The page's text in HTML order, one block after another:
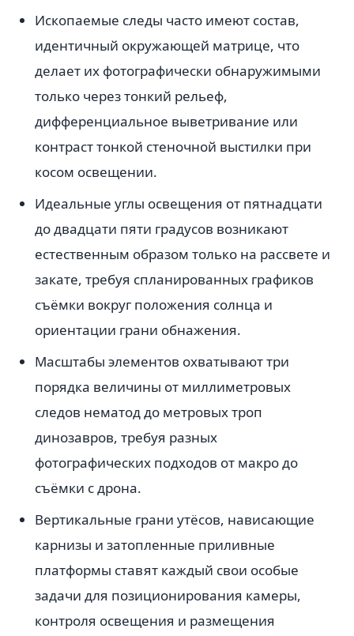
Ископаемые следы часто имеют состав,
идентичный окружающей матрице, что
делает их фотографически обнаружимыми
только через тонкий рельеф,
дифференциальное выветривание или
контраст тонкой стеночной выстилки при
косом освещении.
Идеальные углы освещения от пятнадцати
до двадцати пяти градусов возникают
естественным образом только на рассвете и
закате, требуя спланированных графиков
съёмки вокруг положения солнца и
ориентации грани обнажения.
Масштабы элементов охватывают три
порядка величины от миллиметровых
следов нематод до метровых троп
динозавров, требуя разных
фотографических подходов от макро до
съёмки с дрона.
Вертикальные грани утёсов, нависающие
карнизы и затопленные приливные
платформы ставят каждый свои особые
задачи для позиционирования камеры,
контроля освещения и размещения